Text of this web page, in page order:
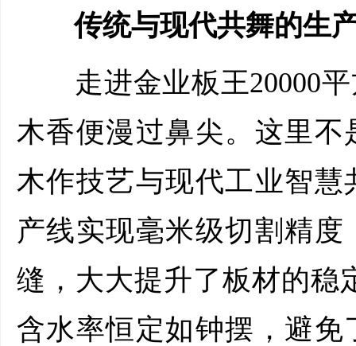
传统与现代共舞的生
走进金业板王20000平
木香便漫过鼻尖。这里
木作技艺与现代工业智
产线实现毫米级切割精
缝，大大提升了板材的稳
含水率恒定如钟摆，避